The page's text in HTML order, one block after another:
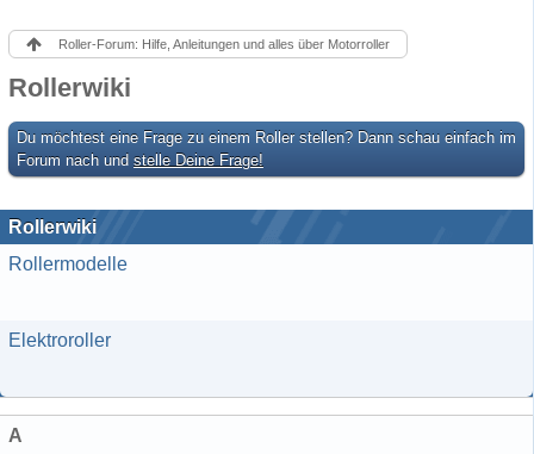
Roller-Forum: Hilfe, Anleitungen und alles über Motorroller
Rollerwiki
Du möchtest eine Frage zu einem Roller stellen? Dann schau einfach im
Forum nach und stelle Deine Frage!
Rollerwiki
Rollermodelle
Elektroroller
A